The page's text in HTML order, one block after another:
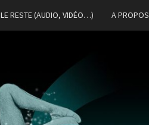
LE RESTE (AUDIO, VIDÉO…) A PROPOS